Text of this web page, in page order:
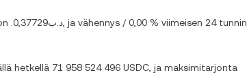
.د.ب0,37729 , ja vähennys / 0,00 % viimeisen 24 tunnin
hetkellä 71 958 524 496 USDC , ja maksimitarjonta